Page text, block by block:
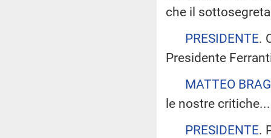
che il
PRESIDENTE.
Presidente
MATTEO
le nostre critiche...
PRESIDENTE.